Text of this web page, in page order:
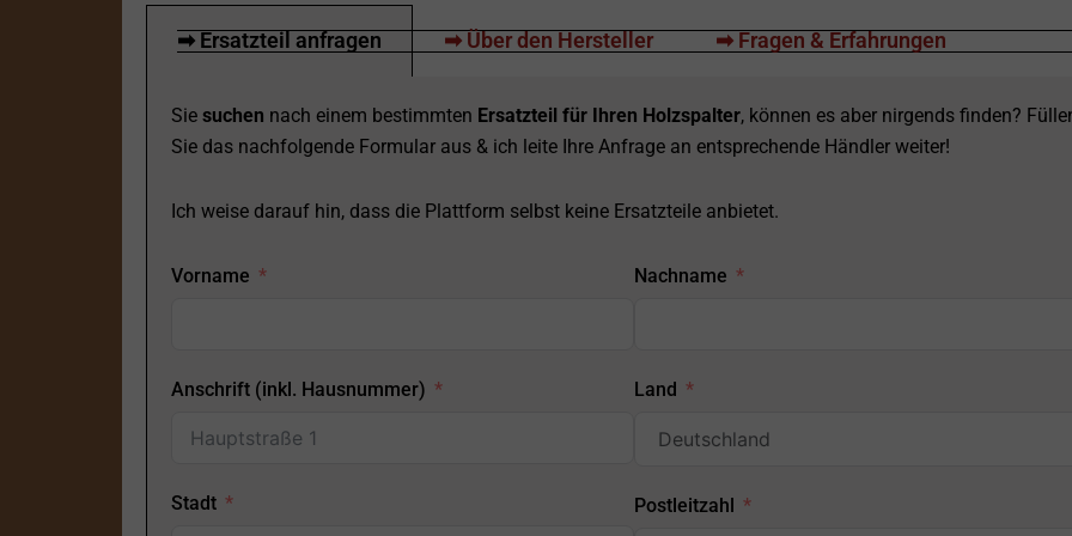
➡ Ersatzteil anfragen ➡ Über den Hersteller ➡ Fragen & Erfahrungen
Sie suchen nach einem bestimmten Ersatzteil für Ihren Holzspalter, können es aber nirgends finden?
Sie das nachfolgende Formular aus & ich leite Ihre Anfrage an entsprechende Händler weiter!
Ich weise darauf hin, dass die Plattform selbst keine Ersatzteile anbietet.
Vorname Nachname
Anschrift (inkl. Hausnummer)
Stadt
Land
Postleitzahl